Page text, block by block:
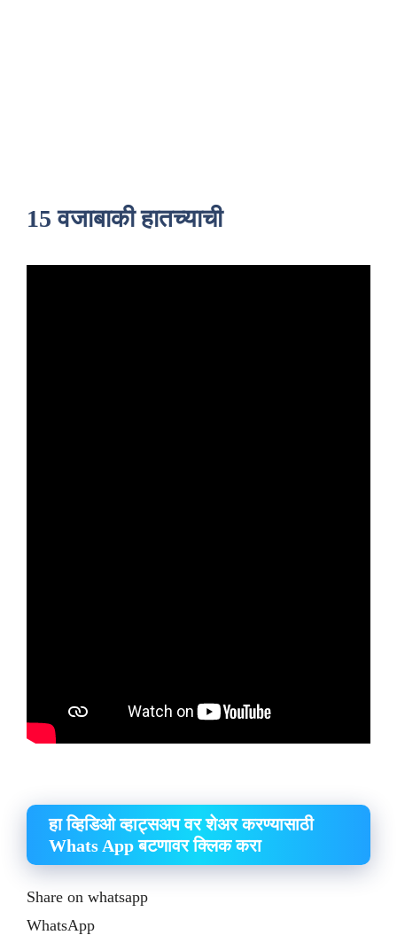
15 वजाबाकी हातच्याची
हा व्हिडिओ व्हाट्सअप वर शेअर करण्यासाठी
Whats App बटणावर क्लिक करा
Share on whatsapp
WhatsApp